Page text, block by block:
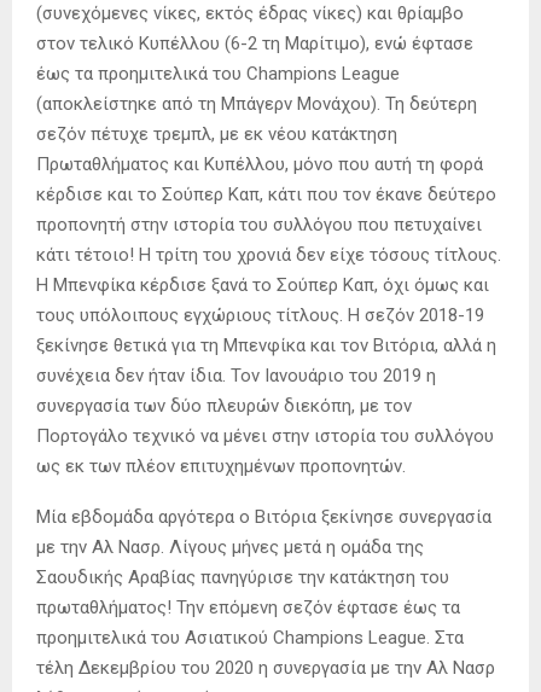
(συνεχόμενες νίκες, εκτός έδρας νίκες) και θρίαμβο
στον τελικό Κυπέλλου (6-2 τη Μαρίτιμο), ενώ έφτασε
έως τα προημιτελικά του Champions League
(αποκλείστηκε από τη Μπάγερν Μονάχου). Τη δεύτερη
σεζόν πέτυχε τρεμπλ, με εκ νέου κατάκτηση
Πρωταθλήματος και Κυπέλλου, μόνο που αυτή τη φορά
κέρδισε και το Σούπερ Καπ, κάτι που τον έκανε δεύτερο
προπονητή στην ιστορία του συλλόγου που πετυχαίνει
κάτι τέτοιο! Η τρίτη του χρονιά δεν είχε τόσους τίτλους.
Η Μπενφίκα κέρδισε ξανά το Σούπερ Καπ, όχι όμως και
τους υπόλοιπους εγχώριους τίτλους. Η σεζόν 2018-19
ξεκίνησε θετικά για τη Μπενφίκα και τον Βιτόρια, αλλά η
συνέχεια δεν ήταν ίδια. Τον Ιανουάριο του 2019 η
συνεργασία των δύο πλευρών διεκόπη, με τον
Πορτογάλο τεχνικό να μένει στην ιστορία του συλλόγου
ως εκ των πλέον επιτυχημένων προπονητών.
Μία εβδομάδα αργότερα ο Βιτόρια ξεκίνησε συνεργασία
με την Αλ Νασρ. Λίγους μήνες μετά η ομάδα της
Σαουδικής Αραβίας πανηγύρισε την κατάκτηση του
πρωταθλήματος! Την επόμενη σεζόν έφτασε έως τα
προημιτελικά του Ασιατικού Champions League. Στα
τέλη Δεκεμβρίου του 2020 η συνεργασία με την Αλ Νασρ